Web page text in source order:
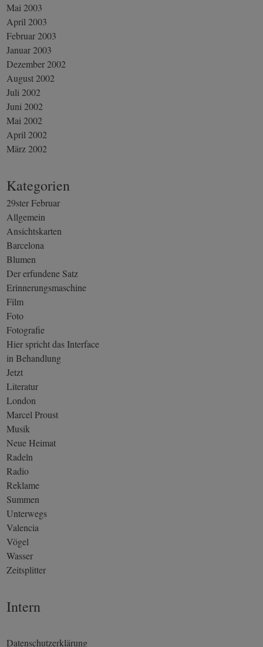
Mai 2003
April 2003
Februar 2003
Januar 2003
Dezember 2002
August 2002
Juli 2002
Juni 2002
Mai 2002
April 2002
März 2002
Kategorien
29ster Februar
Allgemein
Ansichtskarten
Barcelona
Blumen
Der erfundene Satz
Erinnerungsmaschine
Film
Foto
Fotografie
Hier spricht das Interface
in Behandlung
Jetzt
Literatur
London
Marcel Proust
Musik
Neue Heimat
Radeln
Radio
Reklame
Summen
Unterwegs
Valencia
Vögel
Wasser
Zeitsplitter
Intern
Datenschutzerklärung